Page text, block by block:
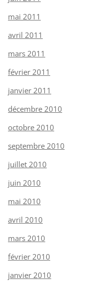
mai 2011
avril 2011
mars 2011
février 2011
janvier 2011
décembre 2010
octobre 2010
septembre 2010
juillet 2010
juin 2010
mai 2010
avril 2010
mars 2010
février 2010
janvier 2010